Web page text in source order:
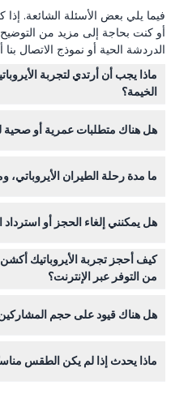
فيما يلي بعض الأسئلة الشائعة.
أو كنت بحاجة إلى مزيد من
الدردشة الحية أو نموذج الاتصال
ماذا يجب أن أرتدي لتجربة
الخيمة؟
مع حذاء رياضي أو أحذية مغلقة.
مسموح بها في الطائرة لأسباب
هل هناك متطلبات عمرية أو صحية
حاملاً أو في فترة تعافي بعد
تؤثر على سلامة الطيران.
ما مدة رحلة الطيران الأيروباتي،
مثل الحلقات والدورانات
للطيران موقعة من قبل الطيار،
هل يمكنني إلغاء الحجز أو
التذاكر غير قابلة للاسترداد
إذا تم إلغاء الرحلة بسبب
إعادة جدولة الرحلة ولكن لن يتم
كيف أحجز تجربة الأيروباتيك
من التوفر عبر الإنترنت؟
الإنترنت هنا على هذا الموقع،
هل هناك قيود على حجم المشاركين
متر (6'4") لتلبية معايير أداء وسلامة الطائرة.
ماذا يحدث إذا لم يكن الطقس